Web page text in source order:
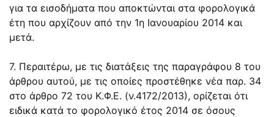
για τα εισοδήματα που αποκτώνται στα φορολογικά
έτη που αρχίζουν από την 1η Ιανουαρίου 2014 και
μετά.
7. Περαιτέρω, με τις διατάξεις της παραγράφου 8 του
άρθρου αυτού, με τις οποίες προστέθηκε νέα παρ. 34
στο άρθρο 72 του Κ.Φ.Ε. (ν.4172/2013), ορίζεται ότι
ειδικά κατά το φορολογικό έτος 2014 σε όσους